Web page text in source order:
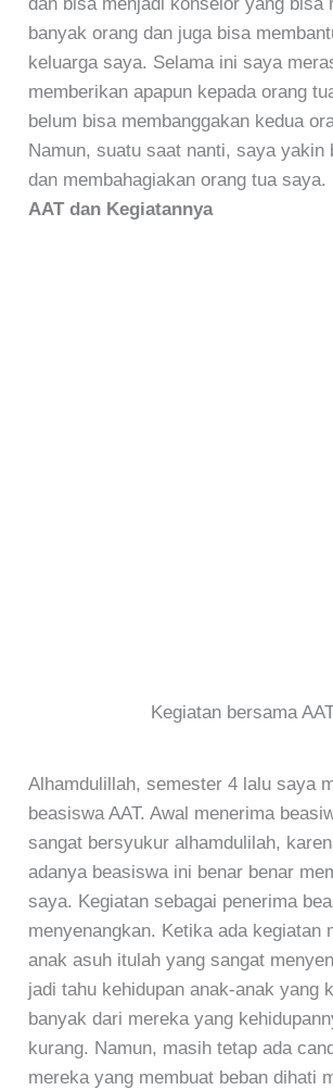
banyak orang dan juga bisa
keluarga saya. Selama ini saya
memberikan apapun kepada orang
belum bisa membanggakan kedua
Namun, suatu saat nanti, saya yakin
dan membahagiakan orang tua saya.
AAT dan Kegiatannya
Kegiatan bersama
Alhamdulillah, semester 4 lalu saya
beasiswa AAT. Awal menerima
sangat bersyukur alhamdulilah,
adanya beasiswa ini benar benar
saya. Kegiatan sebagai penerima
menyenangkan. Ketika ada kegiatan
anak asuh itulah yang sangat
jadi tahu kehidupan anak-anak yang
banyak dari mereka yang
kurang. Namun, masih tetap ada
mereka yang membuat beban dihati